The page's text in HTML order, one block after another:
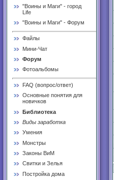
"Воины и Маги" - город
Life
"Воины и Маги" - Форум
Файлы
Мини-Чат
Форум
Фотоальбомы
FAQ (вопрос/ответ)
Основные понятия для
новичков
Библиотека
Виды заработка
Умения
Монстры
Законы ВиМ
Свитки и Зелья
Постройка дома